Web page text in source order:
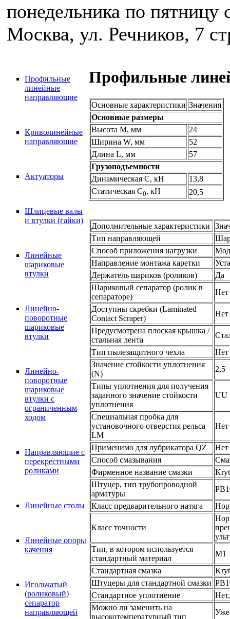
понедельника по пятницу
Москва, ул. Речников, 7
Профильные
линейные
направляющие
Криволинейные
направляющие
Актуаторы
Шлицевые валы
и втулки (гайки)
Линейные
шариковые
втулки
Линейно-
поворотные
шариковые
втулки
Линейно-
поворотные
шариковые
втулки с
ограниченным
ходом
Направляющие с
перекрестными
роликами
Линейные столы
Линейные опоры
качения
Игольчатый
(роликовый)
сепаратор
направляющей
Профильные
Основные характеристики Значения
Основные размеры
Высота M, мм
24
Ширина W, мм
52
Длина L, мм
57
Грузоподъемности
Динамическая С, кН
13,8
Статическая С0, кН 20,5
Дополнительные характеристики
Тип направляющей
Способ приложения нагрузки
Направление монтажа каретки
Держатель шариков (роликов)
Да
Шариковый сепаратор (ролик в
сепараторе)
Нет
Доступны скребки (Laminated
Contact Scraper)
Нет
Предусмотрена плоская крышка /
стальная лента
Тип пылезащитного чехла
Нет
Значение стойкости уплотнения
(N)
2,5
Типы уплотнения для получения
заданного значение стойкости
уплотнения
UU
Специальная пробка для
установочного отверстия рельса
LM
Нет
Применимо для лубрикатора QZ
Нет
Способ смазывания
Фирменное название смазки
Штуцер, тип трубопроводной
арматуры
Класс предварительного натяга
Класс точности
Тип, в котором используется
стандартный материал
M1
Стандартная смазка
Штуцеры для стандартной смазки
Стандартное уплотнение
Можно ли заменить на
высокотемпературный тип
Уже